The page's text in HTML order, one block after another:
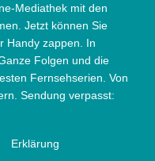
Mediathek mit den
Jetzt können Sie
Handy zappen. In
Folgen und die
Fernsehserien. Von
Sendung verpasst:
Erklärung